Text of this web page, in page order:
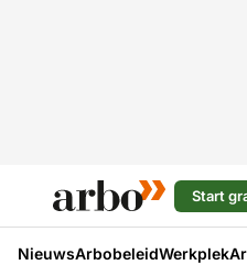
Start
NieuwsArbobeleidWerkplek